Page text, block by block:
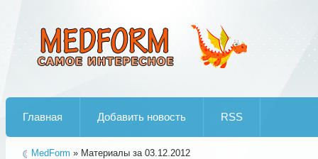
Главная Добавить новость RSS
MedForm » Материалы за 03.12.2012